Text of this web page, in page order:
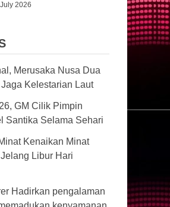
2026
Merusaka Nusa Dua
Kelestarian Laut
GM Cilik Pimpin
Santika Selama Sehari
Kenaikan Minat
Libur Hari
Hadirkan pengalaman